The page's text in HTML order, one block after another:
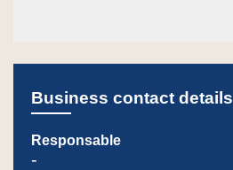
Business contact details
Responsable
-